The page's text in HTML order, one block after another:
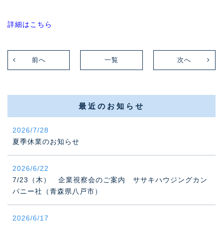
詳細はこちら
前へ 次へ
一覧
最近のお知らせ
2026/7/28
夏季休業のお知らせ
2026/6/22
7/23（木） 企業視察会のご案内 ササキハウジングカン
パニー社（青森県八戸市）
2026/6/17